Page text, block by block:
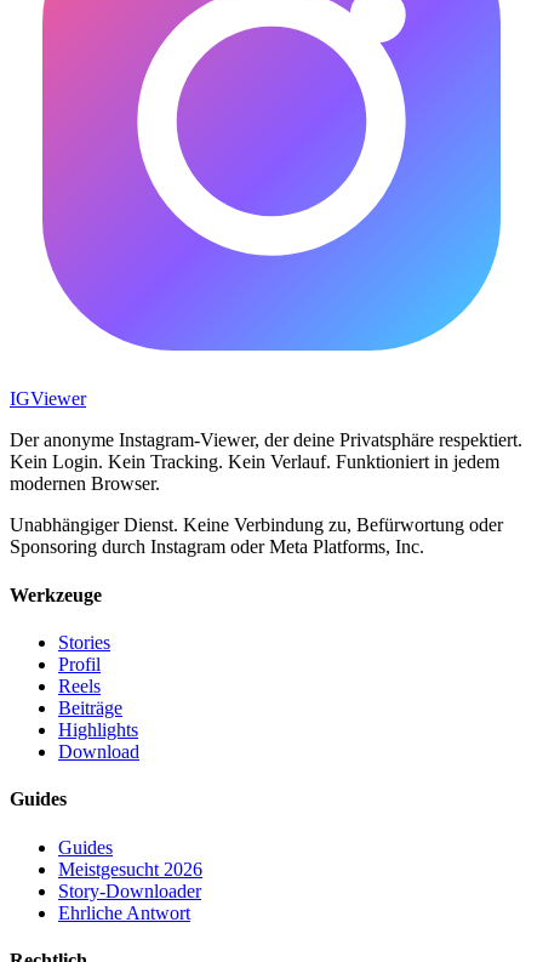
IGViewer
Der anonyme Instagram-Viewer, der deine Privatsphäre respektiert.
Kein Login. Kein Tracking. Kein Verlauf. Funktioniert in jedem
modernen Browser.
Unabhängiger Dienst. Keine Verbindung zu, Befürwortung oder
Sponsoring durch Instagram oder Meta Platforms, Inc.
Werkzeuge
Stories
Profil
Reels
Beiträge
Highlights
Download
Guides
Guides
Meistgesucht 2026
Story-Downloader
Ehrliche Antwort